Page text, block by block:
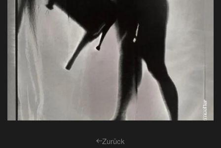
Handprint, Baryt, 56 x 42 cm, 1993
View
Zurück